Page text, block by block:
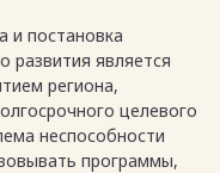
и постановка
развития является
региона,
целевого
неспособности
программы,